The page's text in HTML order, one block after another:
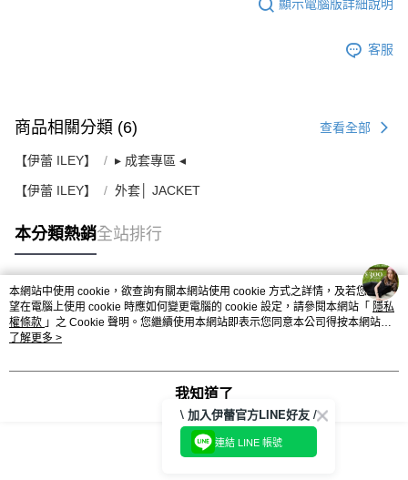
顯示電腦版詳細說明
客服
商品相關分類 (6) 查看全部
【伊蕾 ILEY】 ▸ 成套專區 ◂
【伊蕾 ILEY】 外套│ JACKET
本分類熱銷全站排行
熱門標籤
本網站中使用 cookie，欲查詢有關本網站使用 cookie 方式之詳情，及若您不希
望在電腦上使用 cookie 時應如何變更電腦的 cookie 設定，請參閱本網站「 隱私
權條款 」之 Cookie 聲明。您繼續使用本網站即表示您同意本公司得按本網站使
用條款之 Cookie 聲明使用 cookie。
了解更多 >
我知道了
\ 加入伊蕾官方LINE好友 /
連結 LINE 帳號